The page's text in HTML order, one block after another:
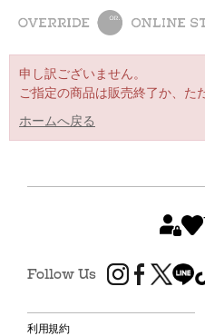
All Women
申し訳ございません。
ご指定の商品は販売終了か、た
ホームへ戻る
Follow Us
利用規約